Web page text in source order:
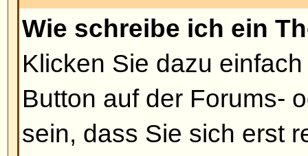
Nach oben
Warum kann ich ein Forum
Manche Foren können nur von
hineinzugelangen, Beiträge zu